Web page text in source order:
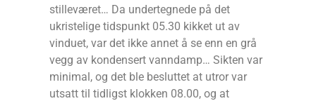
stilleværet… Da undertegnede på det
ukristelige tidspunkt 05.30 kikket ut av
vinduet, var det ikke annet å se enn en grå
vegg av kondensert vanndamp… Sikten var
minimal, og det ble besluttet at utror var
utsatt til tidligst klokken 08.00, og at